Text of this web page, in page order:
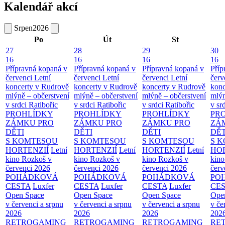
Kalendář akcí
Srpen2026
Po
Út
St
27
16
Přípravná kopaná v
červenci Letní
koncerty v Rudrově
mlýně – občerstvení
v srdci Ratibořic
PROHLÍDKY
ZÁMKU PRO
DĚTI
S KOMTESOU
HORTENZIÍ Letní
kino Rozkoš v
červenci 2026
POHÁDKOVÁ
CESTA Luxfer
Open Space
v červenci a srpnu
2026
RETROGAMING
28
16
Přípravná kopaná v
červenci Letní
koncerty v Rudrově
mlýně – občerstvení
v srdci Ratibořic
PROHLÍDKY
ZÁMKU PRO
DĚTI
S KOMTESOU
HORTENZIÍ Letní
kino Rozkoš v
červenci 2026
POHÁDKOVÁ
CESTA Luxfer
Open Space
v červenci a srpnu
2026
RETROGAMING
29
16
Přípravná kopaná v
červenci Letní
koncerty v Rudrově
mlýně – občerstvení
v srdci Ratibořic
PROHLÍDKY
ZÁMKU PRO
DĚTI
S KOMTESOU
HORTENZIÍ Letní
kino Rozkoš v
červenci 2026
POHÁDKOVÁ
CESTA Luxfer
Open Space
v červenci a srpnu
2026
RETROGAMING
30
16
v
S
v